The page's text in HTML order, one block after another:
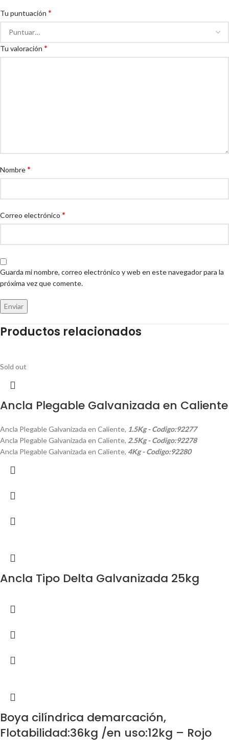
Tu puntuación *
Tu valoración *
Nombre*
Correo electrónico *
Guarda mi nombre, correo electrónico y web en este navegador para la
próxima vez que comente.
Productos relacionados
Sold out
Ancla Plegable Galvanizada en Caliente
Ancla Plegable Galvanizada en Caliente, 1.5Kg - Codigo:92277
Ancla Plegable Galvanizada en Caliente, 2.5Kg - Codigo:92278
Ancla Plegable Galvanizada en Caliente, 4Kg - Codigo:92280
Ancla Tipo Delta Galvanizada 25kg
Boya cilíndrica demarcación,
Flotabilidad:36kg /en uso:12kg – Rojo